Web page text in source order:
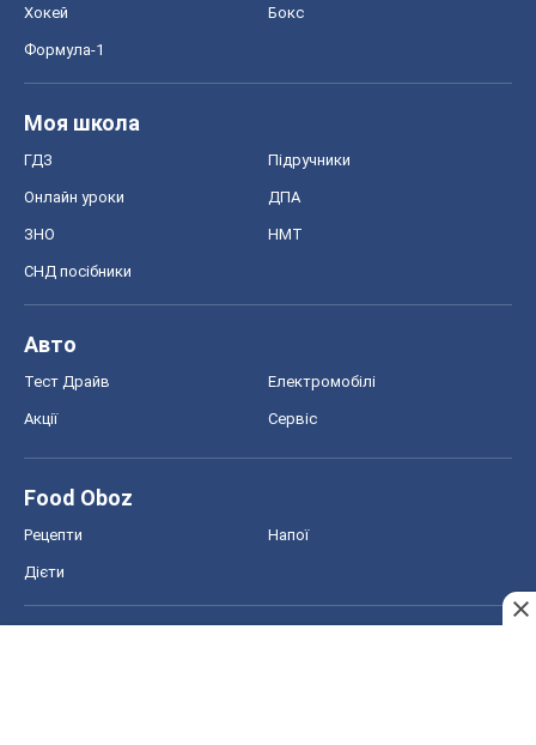
Хокей Бокс
Формула-1
Моя школа
ГДЗ Підручники
Онлайн уроки ДПА
ЗНО НМТ
СНД посібники
Авто
Тест Драйв Електромобілі
Акції Сервіс
Food Oboz
Рецепти Напої
Дієти